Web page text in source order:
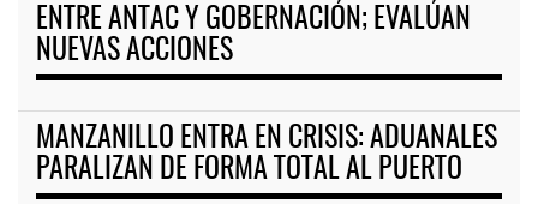
ENTRE ANTAC Y GOBERNACIÓN; EVALÚAN
NUEVAS ACCIONES
MANZANILLO ENTRA EN CRISIS: ADUANALES
PARALIZAN DE FORMA TOTAL AL PUERTO